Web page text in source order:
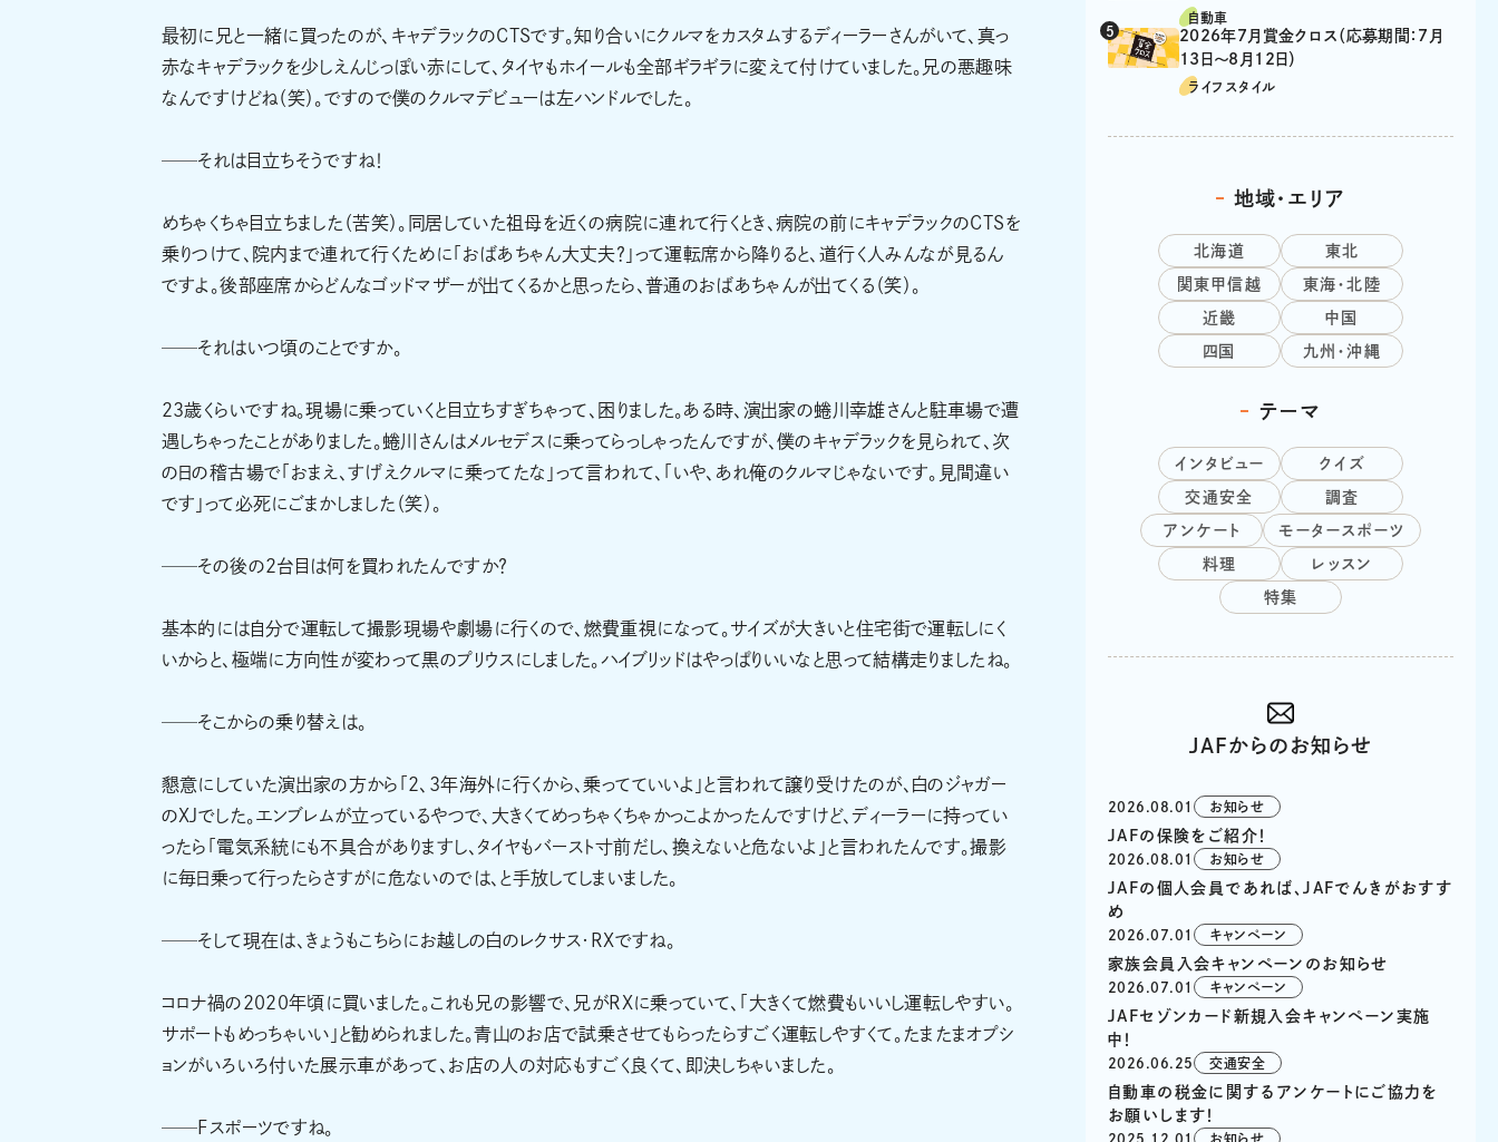
最初に兄と一緒に買ったのが、キャデラックのCTSです。知り合いにクルマをカスタムするディーラーさんがいて、真っ
赤なキャデラックを少しえんじっぽい赤にして、タイヤもホイールも全部ギラギラに変えて付けていました。兄の悪趣味
なんですけどね（笑）。ですので僕のクルマデビューは左ハンドルでした。
──それは目立ちそうですね！
めちゃくちゃ目立ちました（苦笑）。同居していた祖母を近くの病院に連れて行くとき、病院の前にキャデラックのCTSを
乗りつけて、院内まで連れて行くために「おばあちゃん大丈夫？」って運転席から降りると、道行く人みんなが見るん
ですよ。後部座席からどんなゴッドマザーが出てくるかと思ったら、普通のおばあちゃんが出てくる（笑）。
──それはいつ頃のことですか。
23歳くらいですね。現場に乗っていくと目立ちすぎちゃって、困りました。ある時、演出家の蜷川幸雄さんと駐車場で遭
遇しちゃったことがありました。蜷川さんはメルセデスに乗ってらっしゃったんですが、僕のキャデラックを見られて、次
の日の稽古場で「おまえ、すげえクルマに乗ってたな」って言われて、「いや、あれ俺のクルマじゃないです。見間違い
です」って必死にごまかしました（笑）。
──その後の2台目は何を買われたんですか？
基本的には自分で運転して撮影現場や劇場に行くので、燃費重視になって。サイズが大きいと住宅街で運転しにく
いからと、極端に方向性が変わって黒のプリウスにしました。ハイブリッドはやっぱりいいなと思って結構走りましたね。
──そこからの乗り替えは。
懇意にしていた演出家の方から「2、3年海外に行くから、乗ってていいよ」と言われて譲り受けたのが、白のジャガー
のXJでした。エンブレムが立っているやつで、大きくてめっちゃくちゃかっこよかったんですけど、ディーラーに持ってい
ったら「電気系統にも不具合がありますし、タイヤもバースト寸前だし、換えないと危ないよ」と言われたんです。撮影
に毎日乗って行ったらさすがに危ないのでは、と手放してしまいました。
──そして現在は、きょうもこちらにお越しの白のレクサス･RXですね。
コロナ禍の2020年頃に買いました。これも兄の影響で、兄がRXに乗っていて、「大きくて燃費もいいし運転しやすい。
サポートもめっちゃいい」と勧められました。青山のお店で試乗させてもらったらすごく運転しやすくて。たまたまオプシ
ョンがいろいろ付いた展示車があって、お店の人の対応もすごく良くて、即決しちゃいました。
──Fスポーツですね。
州道の迂回ルート
自動車
2026年7月賞金クロス（応募期間：7月
13日～8月12日）
ライフスタイル
地域・エリア
北海道 東北
関東甲信越 東海・北陸
近畿 中国
四国 九州・沖縄
テーマ
インタビュー クイズ
交通安全 調査
アンケート モータースポーツ
料理 レッスン
特集
JAFからのお知らせ
2026.08.01 お知らせ
JAFの保険をご紹介！
2026.08.01 お知らせ
JAFの個人会員であれば、JAFでんきがおすす
め
2026.07.01 キャンペーン
家族会員入会キャンペーンのお知らせ
2026.07.01 キャンペーン
JAFセゾンカード新規入会キャンペーン実施
中！
2026.06.25 交通安全
自動車の税金に関するアンケートにご協力を
お願いします！
2025.12.01 お知らせ